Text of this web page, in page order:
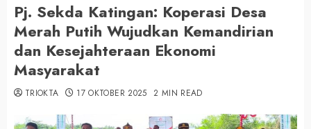
Pj. Sekda Katingan: Koperasi Desa
Merah Putih Wujudkan Kemandirian
dan Kesejahteraan Ekonomi
Masyarakat
TRIOKTA 17 OKTOBER 2025 2 MIN READ